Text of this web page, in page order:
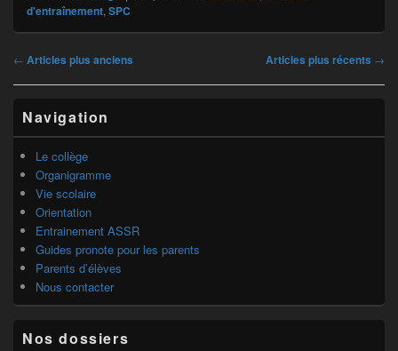
d'entraînement, SPC
Navigation
articles
← Articles plus anciens Articles plus récents →
principale
de
widget
pour
barre
latérale
Navigation
Le collège
Organigramme
Vie scolaire
Orientation
Entrainement ASSR
Guides pronote pour les parents
Parents d’élèves
Nous contacter
Nos dossiers